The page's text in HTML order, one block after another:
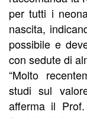
per tutti i
nascita,
possibile e
con sedute di
“Molto
studi sul
afferma il